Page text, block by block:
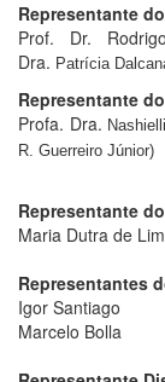
Representante
Prof. Dr.
Dra. Patrícia
Representante
Profa. Dra.
R. Guerreiro Júnior)
Representante
Maria Dutra de
Representantes
Igor Santiago
Marcelo Bolla